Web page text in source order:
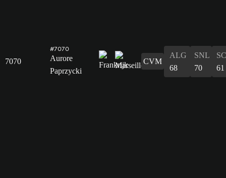
7070
#7070
Aurore
Paprzycki
CVM
ALG
68
SNL
70
61